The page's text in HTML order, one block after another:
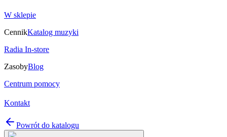
W sklepie
CennikKatalog muzyki
Radia In-store
ZasobyBlog
Centrum pomocy
Kontakt
Powrót do katalogu